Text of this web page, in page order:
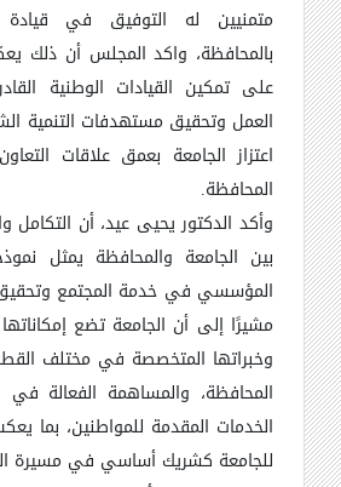
متمنيين له التوفيق في قيادة
بالمحافظة، واكد المجلس أن ذلك
على تمكين القيادات الوطنية
العمل وتحقيق مستهدفات التنمية
اعتزاز الجامعة بعمق علاقات
المحافظة.
وأكد الدكتور يحيى عيد، أن التكامل
بين الجامعة والمحافظة يمثل
المؤسسي في خدمة المجتمع وتحقيق
مشيرًا إلى أن الجامعة تضع إمكاناتها
وخبراتها المتخصصة في مختلف
المحافظة، والمساهمة الفعالة في
الخدمات المقدمة للمواطنين، بما
للجامعة كشريك أساسي في مسيرة